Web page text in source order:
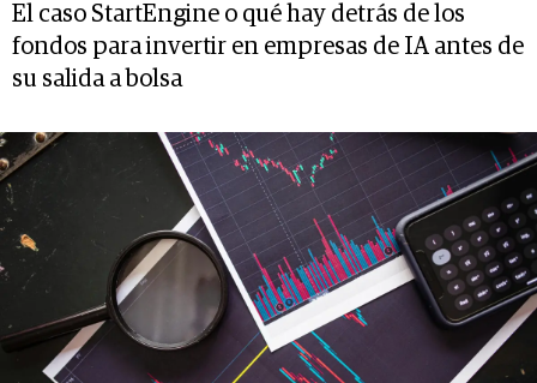
El caso StartEngine o qué hay detrás de los
fondos para invertir en empresas de IA antes de
su salida a bolsa